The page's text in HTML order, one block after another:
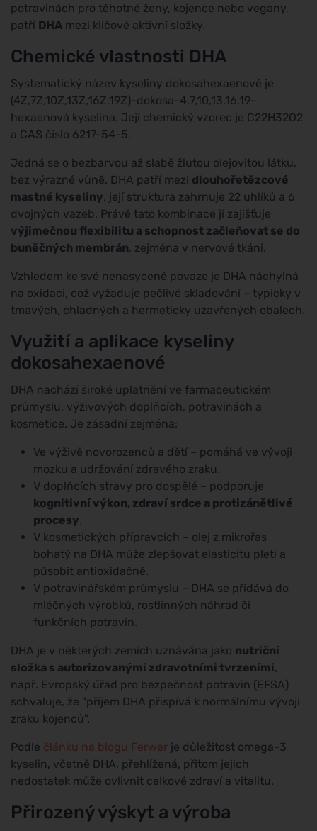
potravinách pro těhotné ženy, kojence nebo vegany,
patří DHA mezi klíčové aktivní složky.
Chemické vlastnosti DHA
Systematický název kyseliny dokosahexaenové je
(4Z,7Z,10Z,13Z,16Z,19Z)-dokosa-4,7,10,13,16,19-
hexaenová kyselina. Její chemický vzorec je C22H32O2
a CAS číslo 6217-54-5.
Jedná se o bezbarvou až slabě žlutou olejovitou látku,
bez výrazné vůně. DHA patří mezi dlouhořetězcové
mastné kyseliny, její struktura zahrnuje 22 uhlíků a 6
dvojných vazeb. Právě tato kombinace jí zajišťuje
výjimečnou flexibilitu a schopnost začleňovat se do
buněčných membrán, zejména v nervové tkáni.
Vzhledem ke své nenasycené povaze je DHA náchylná
na oxidaci, což vyžaduje pečlivé skladování – typicky v
tmavých, chladných a hermeticky uzavřených obalech.
Využití a aplikace kyseliny
dokosahexaenové
DHA nachází široké uplatnění ve farmaceutickém
průmyslu, výživových doplňcích, potravinách a
kosmetice. Je zásadní zejména:
Ve výživě novorozenců a dětí – pomáhá ve vývoji
mozku a udržování zdravého zraku.
V doplňcích stravy pro dospělé – podporuje
kognitivní výkon, zdraví srdce a protizánětlivé
procesy.
V kosmetických přípravcích – olej z mikrořas
bohatý na DHA může zlepšovat elasticitu pleti a
působit antioxidačně.
V potravinářském průmyslu – DHA se přidává do
mléčných výrobků, rostlinných náhrad či
funkčních potravin.
DHA je v některých zemích uznávána jako nutriční
složka s autorizovanými zdravotními tvrzeními,
např. Evropský úřad pro bezpečnost potravin (EFSA)
schvaluje, že "příjem DHA přispívá k normálnímu vývoji
zraku kojenců".
Podle článku na blogu Ferwer je důležitost omega-3
kyselin, včetně DHA, přehlížená, přitom jejich
nedostatek může ovlivnit celkové zdraví a vitalitu.
Přirozený výskyt a výroba